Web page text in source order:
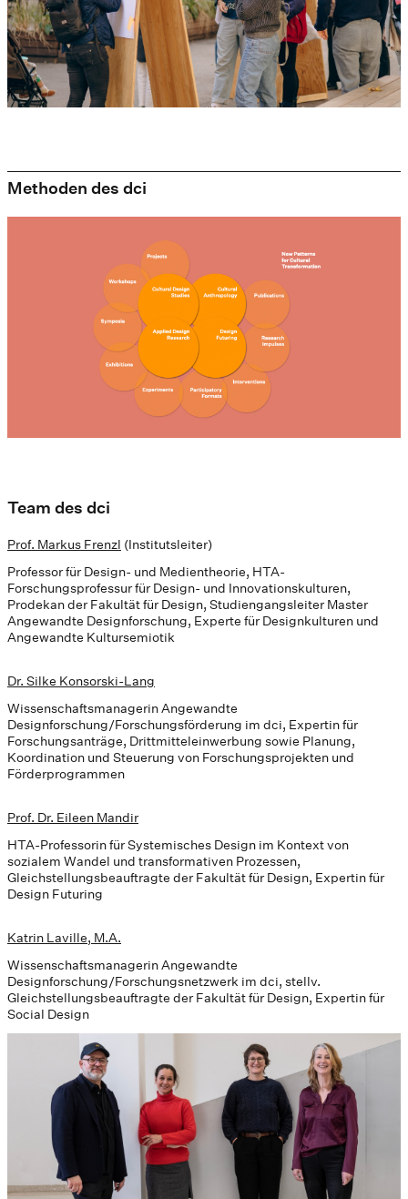
Methoden des dci
Team des dci
Prof. Markus Frenzl (Institutsleiter)
Professor für Design- und Medientheorie, HTA-
Forschungsprofessur für Design- und Innovationskulturen,
Prodekan der Fakultät für Design, Studiengangsleiter Master
Angewandte Designforschung, Experte für Designkulturen und
Angewandte Kultursemiotik
Dr. Silke Konsorski-Lang
Wissenschaftsmanagerin Angewandte
Designforschung/Forschungsförderung im dci, Expertin für
Forschungsanträge, Drittmitteleinwerbung sowie Planung,
Koordination und Steuerung von Forschungsprojekten und
Förderprogrammen
Prof. Dr. Eileen Mandir
HTA-Professorin für Systemisches Design im Kontext von
sozialem Wandel und transformativen Prozessen,
Gleichstellungsbeauftragte der Fakultät für Design, Expertin für
Design Futuring
Katrin Laville, M.A.
Wissenschaftsmanagerin Angewandte
Designforschung/Forschungsnetzwerk im dci, stellv.
Gleichstellungsbeauftragte der Fakultät für Design, Expertin für
Social Design